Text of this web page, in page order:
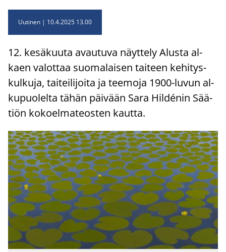
Uutinen 10.4.2025 13.00
12. ke­sä­kuu­ta avau­tu­va näyt­te­ly Alus­ta al­
kaen va­lot­taa suo­ma­lai­sen tai­teen ke­hi­tys­
kul­ku­ja, tai­tei­li­joi­ta ja tee­mo­ja 1900-​luvun al­
ku­puo­lel­ta tähän päi­vään Sara Hildénin Sää­
tiön ko­koel­ma­teos­ten kaut­ta.